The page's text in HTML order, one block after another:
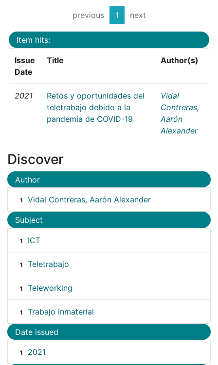
previous 1 next
Item hits:
Issue
Date
Title Author(s)
2021
Retos y oportunidades del
teletrabajo debido a la
pandemia de COVID-19
Vidal
Contreras,
Aarón
Alexander
Discover
Author
1 Vidal Contreras, Aarón Alexander
Subject
1 ICT
1 Teletrabajo
1 Teleworking
1 Trabajo inmaterial
Date issued
1 2021